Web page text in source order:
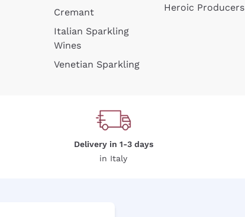
Cremant
Italian Sparkling
Wines
Venetian Sparkling
Heroic Producers
Delivery in 1-3 days
in Italy